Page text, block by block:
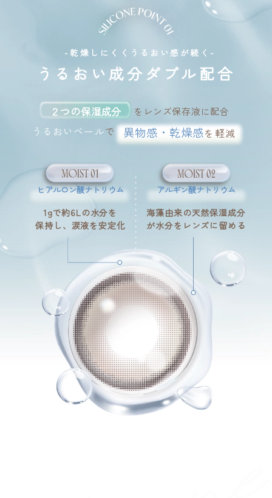
-乾燥しにくくうるおい感が続く-
うるおい成分ダブル配合
２つの保湿成分 をレンズ保存液に配合
うるおいベールで 異物感・乾燥感を軽減
ヒアルロン酸ナトリウム
1gで約6Lの水分を
保持し、涙液を安定化
アルギン酸ナトリウム
海藻由来の天然保湿成分
が水分をレンズに留める